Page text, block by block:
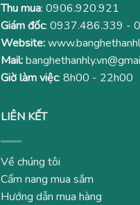
Thu mua: 0906.920.921
Giám đốc: 0937.486.339 -
Website:
Mail:
Giờ làm việc: 8h00 - 22h00
LIÊN KẾT
Về chúng tôi
Cẩm nang mua sắm
Hướng dẫn mua hàng